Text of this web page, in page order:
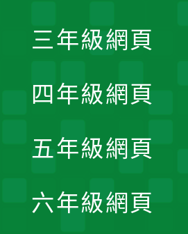
三年級網頁
四年級網頁
五年級網頁
六年級網頁